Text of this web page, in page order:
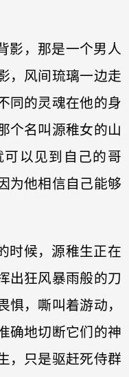
影，那是一个男人
，风间琉璃一边走
同的灵魂在他的身
个名叫源稚女的山
以见到自己的哥
为他相信自己能够
时候，源稚生正在
出狂风暴雨般的刀
惧，嘶叫着游动，
确地切断它们的神
，只是驱赶死侍群